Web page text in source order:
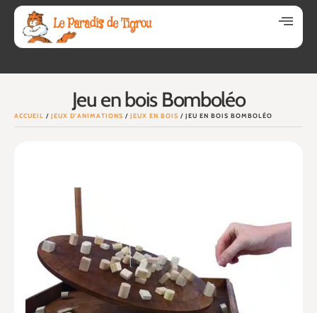
Jeu en bois Bomboléo
ACCUEIL / JEUX D'ANIMATIONS / JEUX EN BOIS / JEU EN BOIS BOMBOLÉO